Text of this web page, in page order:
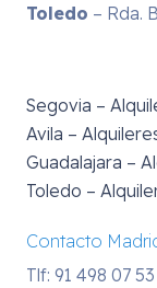
Toledo – Rda.
Segovia –
Avila –
Guadalajara –
Toledo –
Contacto
Tlf: 91 498 07 53